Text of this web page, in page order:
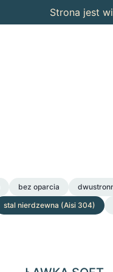
Strona jest
bez oparcia
stal nierdzewna (Aisi 304)